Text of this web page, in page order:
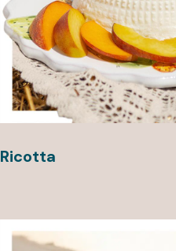
Ricotta